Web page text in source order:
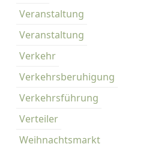
Veranstaltung
Veranstaltung
Verkehr
Verkehrsberuhigung
Verkehrsführung
Verteiler
Weihnachtsmarkt